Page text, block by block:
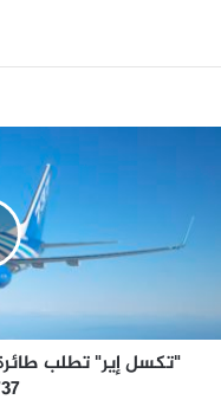
"
"تكسل إير" تطلب
800